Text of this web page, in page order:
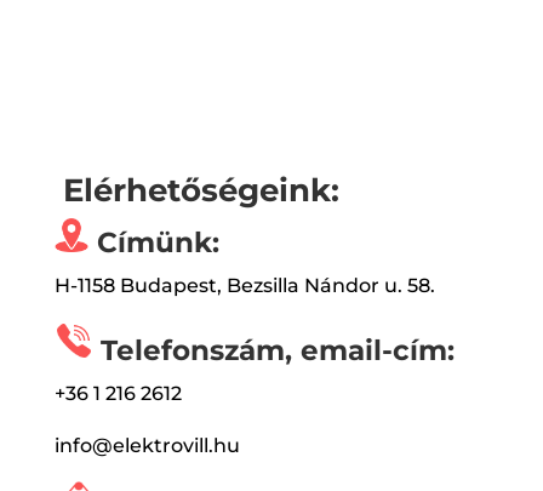
Elérhetőségeink:
Címünk:
H-1158 Budapest, Bezsilla Nándor u. 58.
Telefonszám, email-cím:
+36 1 216 2612
info@elektrovill.hu